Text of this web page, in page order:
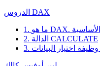
الدروس DAX
2. الدالة CALCULATE